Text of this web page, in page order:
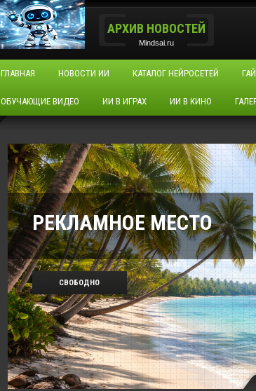
АРХИВ НОВОСТЕЙ
Mindsai.ru
ГЛАВНАЯ НОВОСТИ ИИ КАТАЛОГ НЕЙРОСЕТЕЙ
ОБУЧАЮЩИЕ ВИДЕО ИИ В ИГРАХ ИИ В КИНО
РЕКЛАМНОЕ МЕСТО
СВОБОДНО